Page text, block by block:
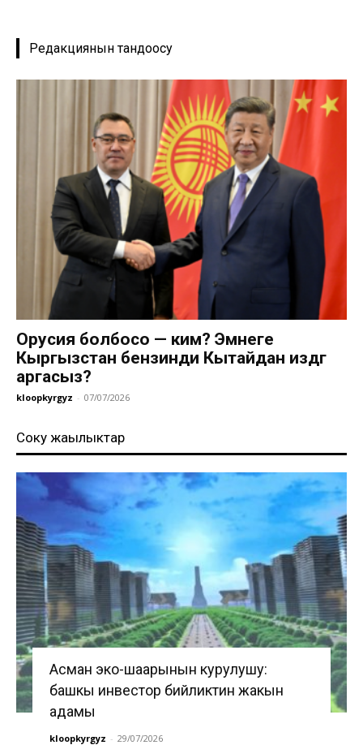
Редакциянын тандоосу
Орусия болбосо — ким? Эмнеге
Кыргызстан бензинди Кытайдан издөөгө
аргасыз?
kloopkyrgyz - 07/07/2026
Соңку жаңылыктар
Асман эко-шаарынын курулушу:
башкы инвестор бийликтин жакын
адамы
kloopkyrgyz - 29/07/2026